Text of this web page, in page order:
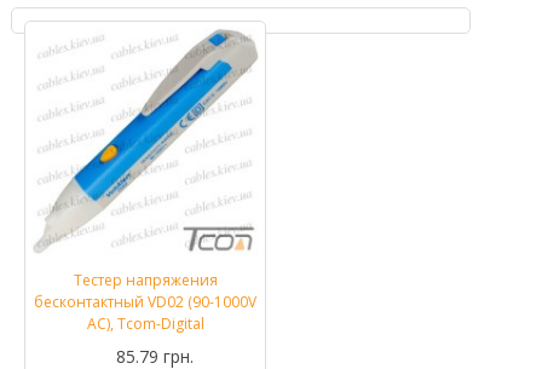
Тестер напряжения
бесконтактный VD02 (90-1000V
AC), Tcom-Digital
85.79 грн.